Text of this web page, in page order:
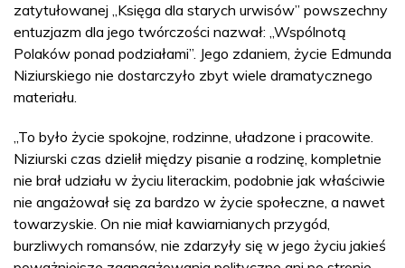
zatytułowanej „Księga dla starych urwisów” powszechny
entuzjazm dla jego twórczości nazwał: „Wspólnotą
Polaków ponad podziałami”. Jego zdaniem, życie Edmunda
Niziurskiego nie dostarczyło zbyt wiele dramatycznego
materiału.
„To było życie spokojne, rodzinne, uładzone i pracowite.
Niziurski czas dzielił między pisanie a rodzinę, kompletnie
nie brał udziału w życiu literackim, podobnie jak właściwie
nie angażował się za bardzo w życie społeczne, a nawet
towarzyskie. On nie miał kawiarnianych przygód,
burzliwych romansów, nie zdarzyły się w jego życiu jakieś